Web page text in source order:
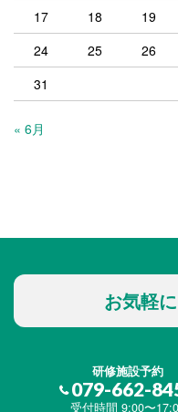
17
18 19
24
25 26
31
« 6月
お気軽
研修施設予約
079-662-
受付時間 9:00〜